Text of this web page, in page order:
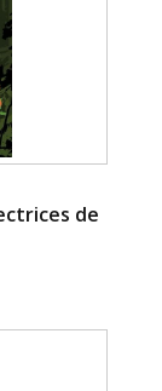
de